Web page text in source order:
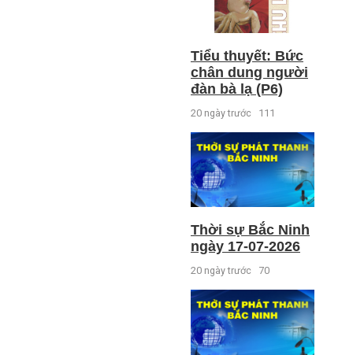
Tiểu thuyết: Bức
chân dung người
đàn bà lạ (P6)
20 ngày trước 111
Thời sự Bắc Ninh
ngày 17-07-2026
20 ngày trước 70